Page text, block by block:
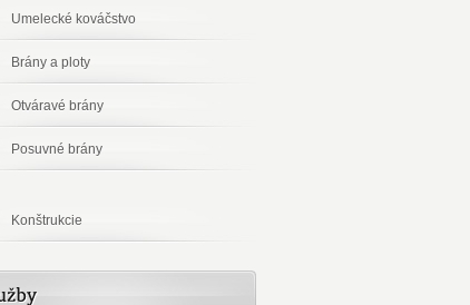
Umelecké kováčstvo
Brány a ploty
Otváravé brány
Posuvné brány
Konštrukcie